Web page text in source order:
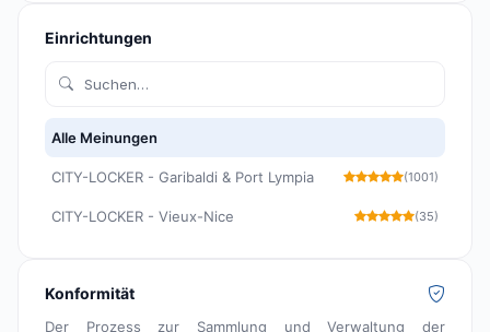
Einrichtungen
Alle Meinungen
CITY-LOCKER - Garibaldi & Port Lympia (1001)
CITY-LOCKER - Vieux-Nice (35)
Konformität
Der Prozess zur Sammlung und Verwaltung der